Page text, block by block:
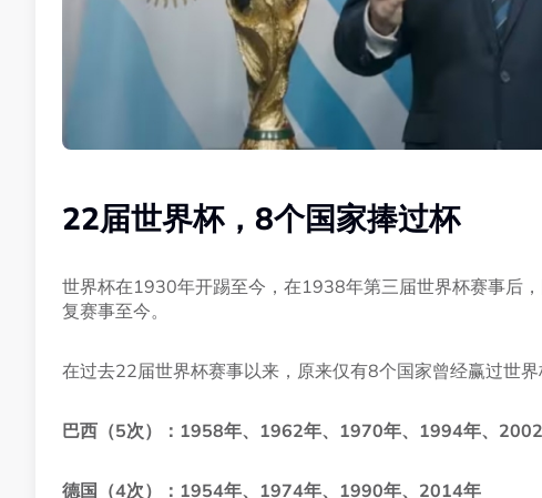
22届世界杯，8个国家捧过杯
世界杯在1930年开踢至今，在1938年第三届世界杯赛事后
复赛事至今。
在过去22届世界杯赛事以来，原来仅有8个国家曾经赢过世界
巴西（5次）：1958年、1962年、1970年、1994年、
德国（4次）：1954年、1974年、1990年、2014年